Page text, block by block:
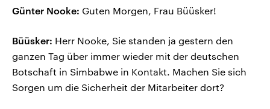
Günter Nooke: Guten Morgen, Frau Büüsker!
Büüsker: Herr Nooke, Sie standen ja gestern den
ganzen Tag über immer wieder mit der deutschen
Botschaft in Simbabwe in Kontakt. Machen Sie sich
Sorgen um die Sicherheit der Mitarbeiter dort?